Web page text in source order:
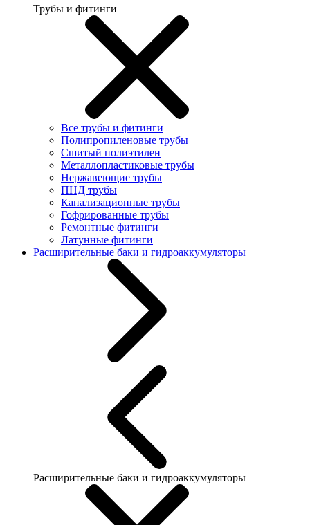
Трубы и фитинги
Все трубы и фитинги
Полипропиленовые трубы
Сшитый полиэтилен
Металлопластиковые трубы
Нержавеющие трубы
ПНД трубы
Канализационные трубы
Гофрированные трубы
Ремонтные фитинги
Латунные фитинги
Расширительные баки и гидроаккумуляторы
Расширительные баки и гидроаккумуляторы